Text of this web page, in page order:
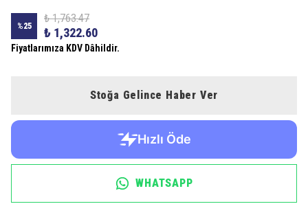
%25
₺ 1,763.47
₺ 1,322.60
Fiyatlarımıza KDV Dâhildir.
Stoğa Gelince Haber Ver
WHATSAPP